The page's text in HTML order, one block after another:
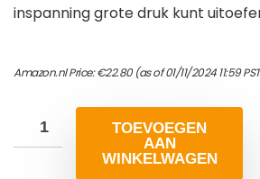
inspanning grote druk kunt
Amazon.nl Price:€22.80(as of 01/11/2024 11:59
TOEVOEGEN
AAN
WINKELWAGEN